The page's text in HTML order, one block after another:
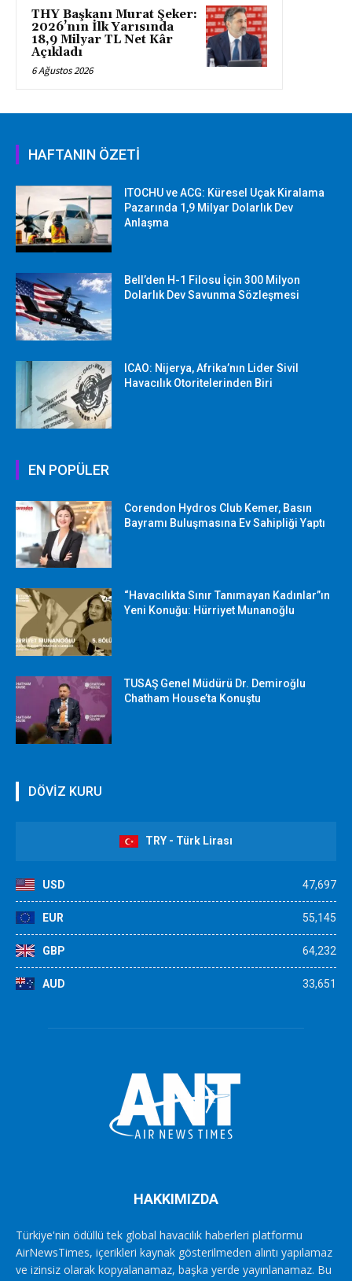
THY Başkanı Murat Şeker:
2026’nın İlk Yarısında
18,9 Milyar TL Net Kâr
Açıkladı
6 Ağustos 2026
HAFTANIN ÖZETİ
ITOCHU ve ACG: Küresel Uçak Kiralama
Pazarında 1,9 Milyar Dolarlık Dev
Anlaşma
Bell’den H-1 Filosu İçin 300 Milyon
Dolarlık Dev Savunma Sözleşmesi
ICAO: Nijerya, Afrika’nın Lider Sivil
Havacılık Otoritelerinden Biri
EN POPÜLER
Corendon Hydros Club Kemer, Basın
Bayramı Buluşmasına Ev Sahipliği Yaptı
“Havacılıkta Sınır Tanımayan Kadınlar”ın
Yeni Konuğu: Hürriyet Munanoğlu
TUSAŞ Genel Müdürü Dr. Demiroğlu
Chatham House’ta Konuştu
DÖVİZ KURU
TRY - Türk Lirası
USD 47,697
EUR 55,145
GBP 64,232
AUD 33,651
HAKKIMIZDA
Türkiye'nin ödüllü tek global havacılık haberleri platformu
AirNewsTimes, içerikleri kaynak gösterilmeden alıntı yapılamaz
ve izinsiz olarak kopyalanamaz, başka yerde yayınlanamaz. Bu